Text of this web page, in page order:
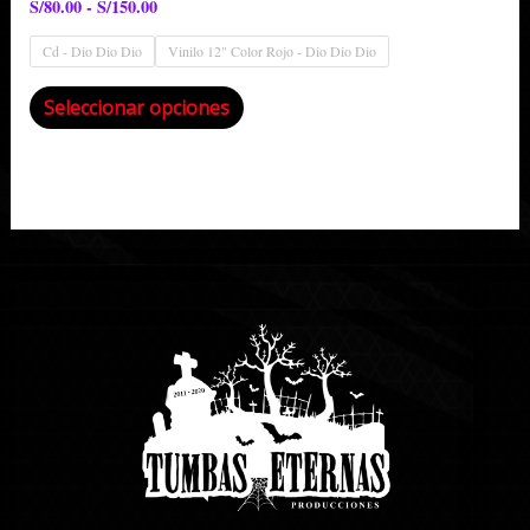
S/80.00 - S/150.00
Cd - Dio Dio Dio Vinilo 12" Color Rojo - Dio Dio Dio
Seleccionar opciones